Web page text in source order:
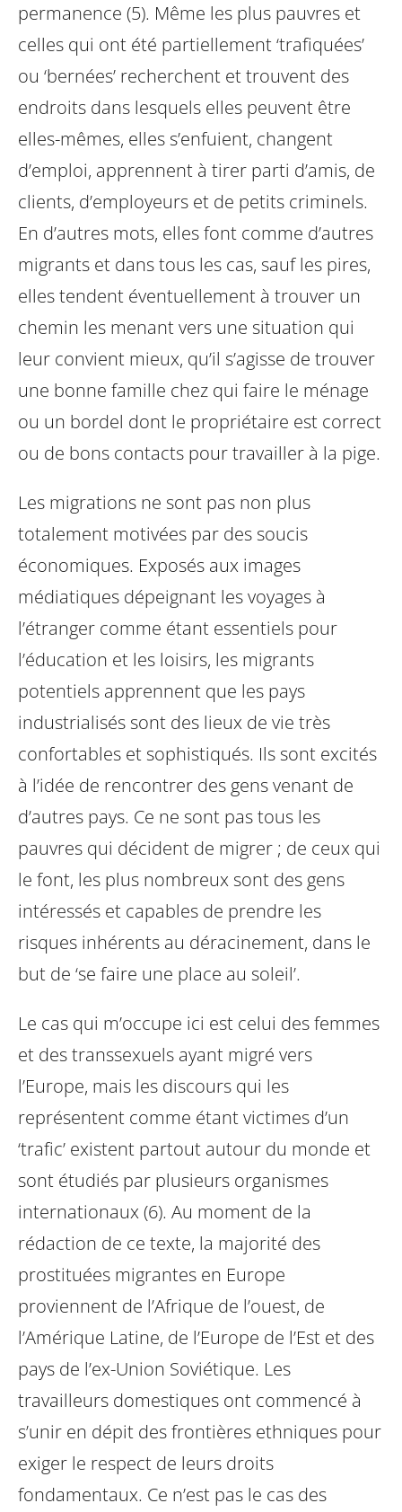
permanence (5). Même les plus pauvres et
celles qui ont été partiellement ‘trafiquées’
ou ‘bernées’ recherchent et trouvent des
endroits dans lesquels elles peuvent être
elles-mêmes, elles s’enfuient, changent
d’emploi, apprennent à tirer parti d’amis, de
clients, d’employeurs et de petits criminels.
En d’autres mots, elles font comme d’autres
migrants et dans tous les cas, sauf les pires,
elles tendent éventuellement à trouver un
chemin les menant vers une situation qui
leur convient mieux, qu’il s’agisse de trouver
une bonne famille chez qui faire le ménage
ou un bordel dont le propriétaire est correct
ou de bons contacts pour travailler à la pige.
Les migrations ne sont pas non plus
totalement motivées par des soucis
économiques. Exposés aux images
médiatiques dépeignant les voyages à
l’étranger comme étant essentiels pour
l’éducation et les loisirs, les migrants
potentiels apprennent que les pays
industrialisés sont des lieux de vie très
confortables et sophistiqués. Ils sont excités
à l’idée de rencontrer des gens venant de
d’autres pays. Ce ne sont pas tous les
pauvres qui décident de migrer ; de ceux qui
le font, les plus nombreux sont des gens
intéressés et capables de prendre les
risques inhérents au déracinement, dans le
but de ‘se faire une place au soleil’.
Le cas qui m’occupe ici est celui des femmes
et des transsexuels ayant migré vers
l’Europe, mais les discours qui les
représentent comme étant victimes d’un
‘trafic’ existent partout autour du monde et
sont étudiés par plusieurs organismes
internationaux (6). Au moment de la
rédaction de ce texte, la majorité des
prostituées migrantes en Europe
proviennent de l’Afrique de l’ouest, de
l’Amérique Latine, de l’Europe de l’Est et des
pays de l’ex-Union Soviétique. Les
travailleurs domestiques ont commencé à
s’unir en dépit des frontières ethniques pour
exiger le respect de leurs droits
fondamentaux. Ce n’est pas le cas des